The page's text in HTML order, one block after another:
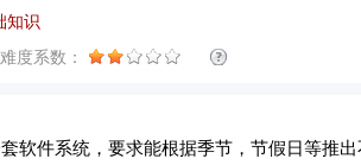
知识
难度系数：
软件系统，要求能根据季节，节假日等推